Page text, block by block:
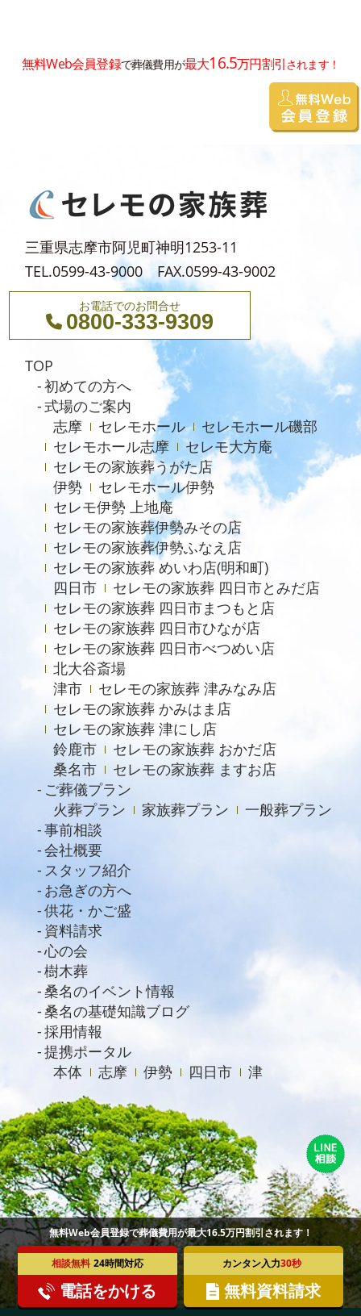
無料Web会員登録で葬儀費用が最大16.5万円割引されます！
相談無料 24時間対応
電話をかける
カンタン入力30秒
無料資料請求
無料Web会員登録で葬儀費用が最大16.5万円割引されます！
三重県志摩市阿児町神明1253-11
TEL.0599-43-9000 FAX.0599-43-9002
お電話でのお問合せ
0800-333-9309
TOP
初めての方へ
式場のご案内
志摩
セレモホール
セレモホール磯部
セレモホール志摩
セレモ大方庵
セレモの家族葬うがた店
伊勢
セレモホール伊勢
セレモ伊勢 上地庵
セレモの家族葬伊勢みその店
セレモの家族葬伊勢ふなえ店
セレモの家族葬 めいわ店(明和町)
四日市
セレモの家族葬 四日市とみだ店
セレモの家族葬 四日市まつもと店
セレモの家族葬 四日市ひなが店
セレモの家族葬 四日市べつめい店
北大谷斎場
津市
セレモの家族葬 津みなみ店
セレモの家族葬 かみはま店
セレモの家族葬 津にし店
鈴鹿市
セレモの家族葬 おかだ店
桑名市
セレモの家族葬 ますお店
ご葬儀プラン
火葬プラン
家族葬プラン
一般葬プラン
事前相談
会社概要
スタッフ紹介
お急ぎの方へ
供花・かご盛
資料請求
心の会
樹木葬
桑名のイベント情報
桑名の基礎知識ブログ
採用情報
提携ポータル
本体
志摩 伊勢 四日市 津